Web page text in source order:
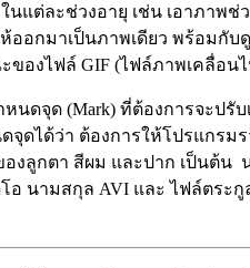
แต่ละช่วงอายุ เช่น เอาภาพช่
อกมาเป็นภาพเดียว พร้อมกับ
องไฟล์ GIF (ไฟล์ภาพเคลื่อน
นดจุด (Mark) ที่ต้องการจะปรับ
ดได้ว่า ต้องการให้โปรแกรม
องลูกตา สีผม และปาก เป็นต้น
นามสกุล AVI และ ไฟล์ตระกู